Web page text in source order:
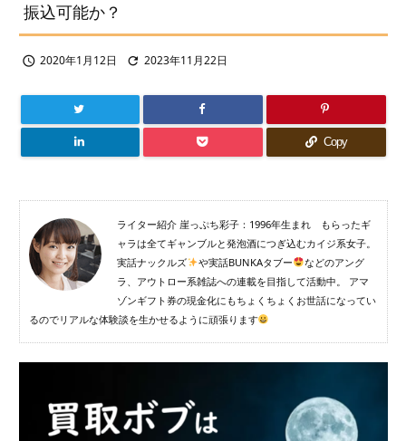
振込可能か？
 2020年1月12日  2023年11月22日
Copy
ライター紹介 崖っぷち彩子：1996年生まれ もらったギ
ャラは全てギャンブルと発泡酒につぎ込むカイジ系女子。
実話ナックルズ
や実話BUNKAタブー
などのアング
ラ、アウトロー系雑誌への連載を目指して活動中。 アマ
ゾンギフト券の現金化にもちょくちょくお世話になってい
るのでリアルな体験談を生かせるように頑張ります